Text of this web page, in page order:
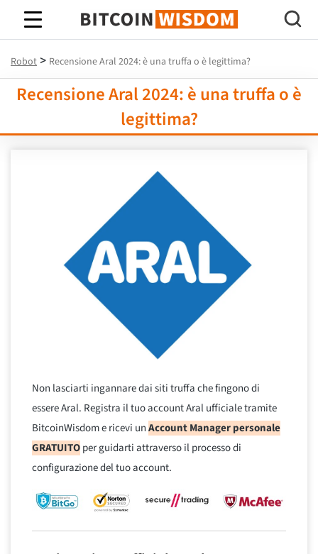
Saggezza Bitcoin
Robot > Recensione Aral 2024: è una truffa o è legittima?
Recensione Aral 2024: è una truffa o è
legittima?
Non lasciarti ingannare dai siti truffa che fingono di
essere Aral. Registra il tuo account Aral ufficiale tramite
BitcoinWisdom e ricevi unAccount Manager personale
GRATUITOper guidarti attraverso il processo di
configurazione del tuo account.